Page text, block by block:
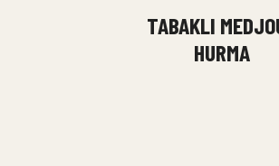
TABAKLI
HURMA